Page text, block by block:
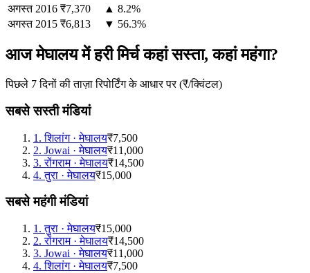
अगस्त 2016 ₹7,370
▲ 8.2%
अगस्त 2015 ₹6,813 ▼ 56.3%
आज मेघालय में हरी मिर्च कहां सस्ता, कहां महंगा?
पिछले 7 दिनों की ताज़ा रिपोर्टिंग के आधार पर (₹/क्विंटल)
सबसे सस्ती मंडियां
1 .शिलांग·मेघालय₹7,500
2. Jowai ·मेघालय₹11,000
3.रोंगराम·मेघालय₹14,500
4.तुरा ·मेघालय₹15,000
सबसे महंगी मंडियां
1 .तुरा ·मेघालय₹15,000
2.रोंगराम·मेघालय₹14,500
3. Jowai ·मेघालय₹11,000
4.शिलांग·मेघालय₹7,500